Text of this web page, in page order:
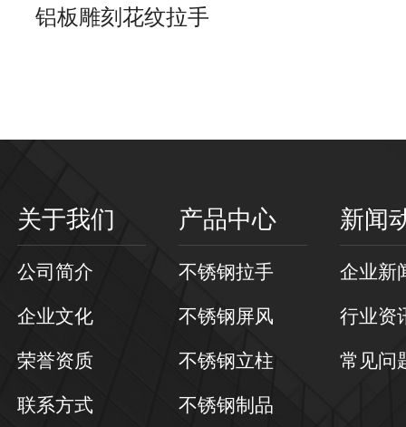
铝板雕刻花纹拉手
关于我们
公司简介
企业文化
荣誉资质
联系方式
产品中心
不锈钢拉手
不锈钢屏风
不锈钢立柱
不锈钢制品
新闻
企业新
行业资
常见问